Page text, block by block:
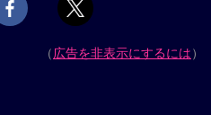
（広告を非表示にするには）